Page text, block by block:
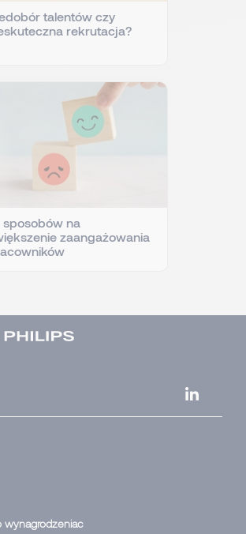
talentów czy
rekrutacja?
sposobów na
zaangażowania
wynagrodzeniac